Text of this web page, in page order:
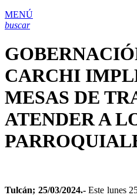
MENÚ
buscar
CARCHI
MESAS DE
ATENDER A
Tulcán; 25/03/2024.-Este lunes